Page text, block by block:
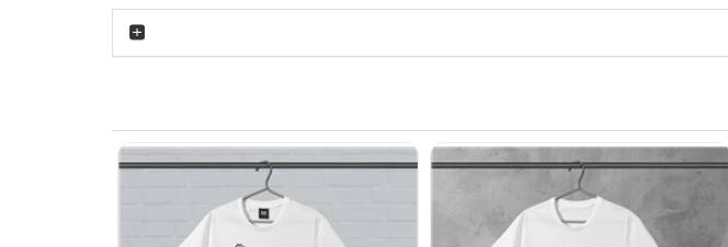
خنک‌تر پاییز، زیر کت جین یا کاپشن مشکی ظاهر جذابی پیدا می‌کند. پارچه پنبه ای
روزانه در محیط کار غیررسمی مناسب است. فرم یقه هم بعد از استفاده مداوم حالت